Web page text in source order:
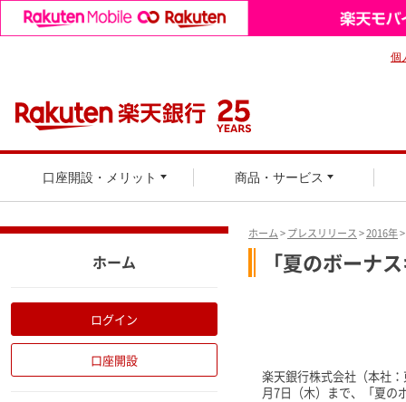
口座開設・メリット 商品・サービス
個
ホーム>プレスリリース>2016年
「夏のボーナ
楽天銀行株式会社（本社
月7日（木）まで、「夏の
ホーム
ログイン
口座開設